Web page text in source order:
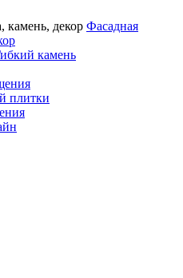
Фасадная
камень
плитки